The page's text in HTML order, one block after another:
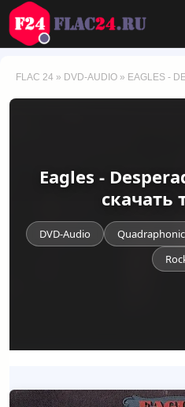
FLAC 24 » DVD-AUDIO » EAGLES -
Eagles -
скачать
DVD-Audio Quadraphonic